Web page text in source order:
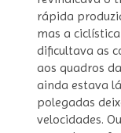
rápida
mas a
dificultava as
aos quadros
ainda estava
polegadas
velocidades.